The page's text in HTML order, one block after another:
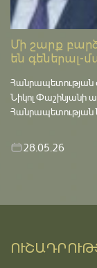
Մի շարք
են գեներալ-
Հանրապետության
Նիկոլ Փաշինյանի
Հանրապետության
28.05.26